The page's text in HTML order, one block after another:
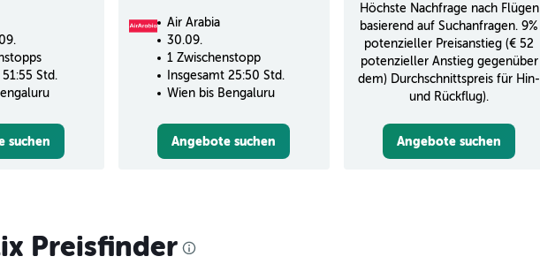
51:55 Std.
suchen
Air Arabia
30.09.
1 Zwischenstopp
Insgesamt 25:50 Std.
Wien bis Bengaluru
Angebote suchen
Höchste Nachfrage nach Flügen
basierend auf Suchanfragen. 9%
potenzieller Preisanstieg (€ 52
potenzieller Anstieg gegenüber
dem) Durchschnittspreis für Hin-
und Rückflug).
Angebote suchen
Preisfinder